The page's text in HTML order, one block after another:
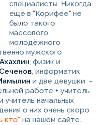
специалисты. Никогда
ещё в "Корифее" не
было такого
массового
молодёжного
мужского
, физик и
, информатик
и две девушки -
работе + учитель
учитель начальных
о них очень скоро
кто" на нашем сайте.